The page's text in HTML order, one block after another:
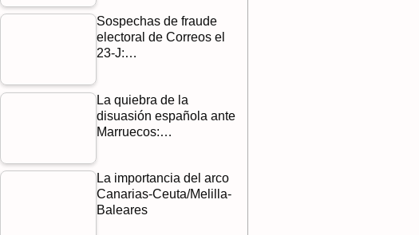
Sospechas de fraude
electoral de Correos el
23-J:…
La quiebra de la
disuasión española ante
Marruecos:…
La importancia del arco
Canarias-Ceuta/Melilla-
Baleares